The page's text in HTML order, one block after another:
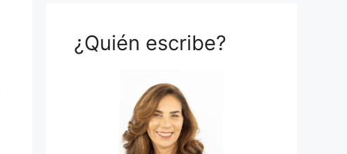
¿Quién escribe?